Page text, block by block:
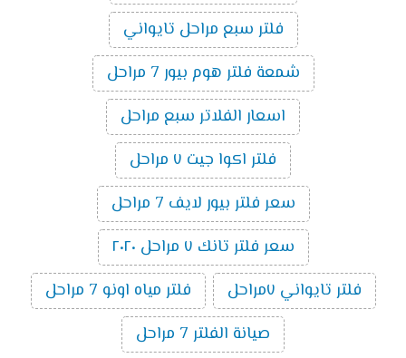
فلتر سبع مراحل تايواني
شمعة فلتر هوم بيور 7 مراحل
اسعار الفلاتر سبع مراحل
فلتر اكوا جيت ٧ مراحل
سعر فلتر بيور لايف 7 مراحل
سعر فلتر تانك ٧ مراحل ٢٠٢٠
فلتر تايواني ٧مراحل
فلتر مياه اونو 7 مراحل
صيانة الفلتر 7 مراحل